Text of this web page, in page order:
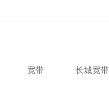
宽带 长城宽带